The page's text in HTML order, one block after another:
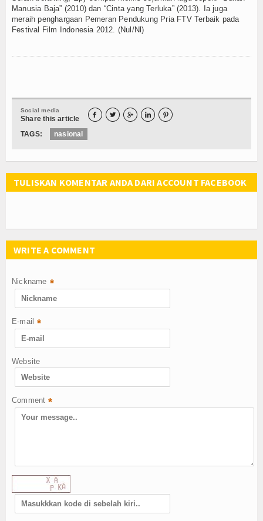
Manusia Baja” (2010) dan “Cinta yang Terluka” (2013). Ia juga
meraih penghargaan Pemeran Pendukung Pria FTV Terbaik pada
Festival Film Indonesia 2012. (Nul/Nl)
Social media
Share this article     
TAGS: nasional
TULISKAN KOMENTAR ANDA DARI ACCOUNT FACEBOOK
WRITE A COMMENT
Nickname *
E-mail *
Website
Comment *